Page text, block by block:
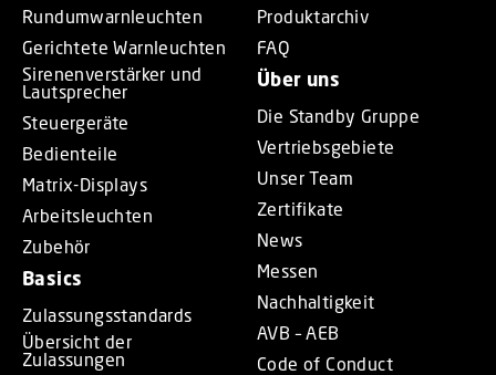
Rundumwarnleuchten
Gerichtete Warnleuchten
Sirenenverstärker und
Lautsprecher
Steuergeräte
Bedienteile
Matrix-Displays
Arbeitsleuchten
Zubehör
Basics
Zulassungsstandards
Übersicht der
Zulassungen
Produktarchiv
FAQ
Über uns
Die Standby Gruppe
Vertriebsgebiete
Unser Team
Zertifikate
News
Messen
Nachhaltigkeit
AVB – AEB
Code of Conduct